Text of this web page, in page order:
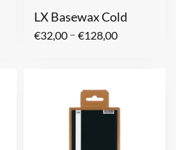
LX Basewax Cold
€32,00 – €128,00